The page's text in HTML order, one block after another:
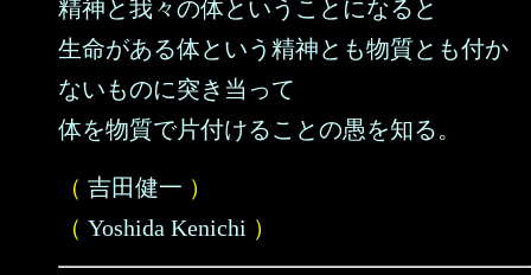
精神と我々の体ということになると
生命がある体という精神とも物質とも付か
ないものに突き当って
体を物質で片付けることの愚を知る。
（ 吉田健一 ）
（ Yoshida Kenichi ）